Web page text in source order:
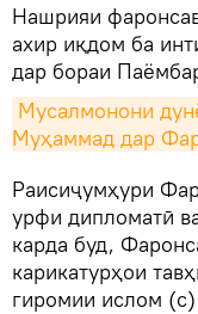
Нашрияи
ахир иқдом ба
дар бораи
Мусалмонони
Муҳаммад дар
Раисиҷумҳури
урфи дипломатӣ
карда буд,
карикатурҳои
гиромии ислом